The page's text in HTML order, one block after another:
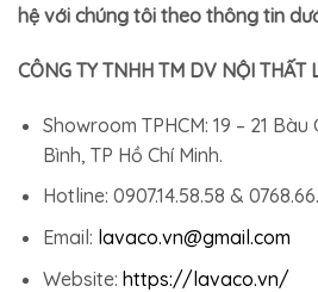
hệ với chúng tôi theo thông tin
CÔNG TY TNHH TM DV NỘI THẤT
Showroom TPHCM: 19 – 21
Bình, TP Hồ Chí Minh.
Hotline: 0907.14.58.58 &
Email: lavaco.vn@gmail.com
Website: https://lavaco.vn/